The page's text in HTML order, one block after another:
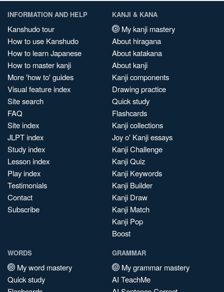
INFORMATION AND HELP
Kanshudo tour
How to use Kanshudo
How to learn Japanese
How to master kanji
More 'how to' guides
Visual feature index
Site search
FAQ
Site index
JLPT index
Study index
Lesson index
Play index
Testimonials
Contact
Subscribe
KANJI & KANA
My kanji mastery
About hiragana
About katakana
About kanji
Kanji components
Drawing practice
Quick study
Flashcards
Kanji collections
Joy o' Kanji essays
Kanji Challenge
Kanji Quiz
Kanji Keywords
Kanji Builder
Kanji Draw
Kanji Match
Kanji Pop
Boost
WORDS
My word mastery
Quick study
GRAMMAR
My grammar mastery
AI TeachMe